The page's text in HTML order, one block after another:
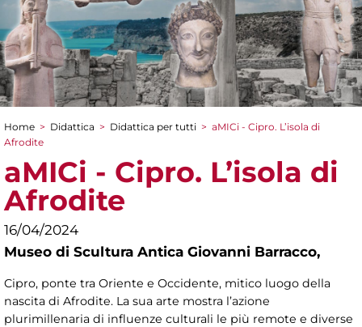
Tu sei qui
Home > Didattica > Didattica per tutti > aMICi - Cipro. L’isola di
Afrodite
aMICi - Cipro. L’isola di
Afrodite
16/04/2024
Museo di Scultura Antica Giovanni Barracco,
Cipro, ponte tra Oriente e Occidente, mitico luogo della
nascita di Afrodite. La sua arte mostra l’azione
plurimillenaria di influenze culturali le più remote e diverse